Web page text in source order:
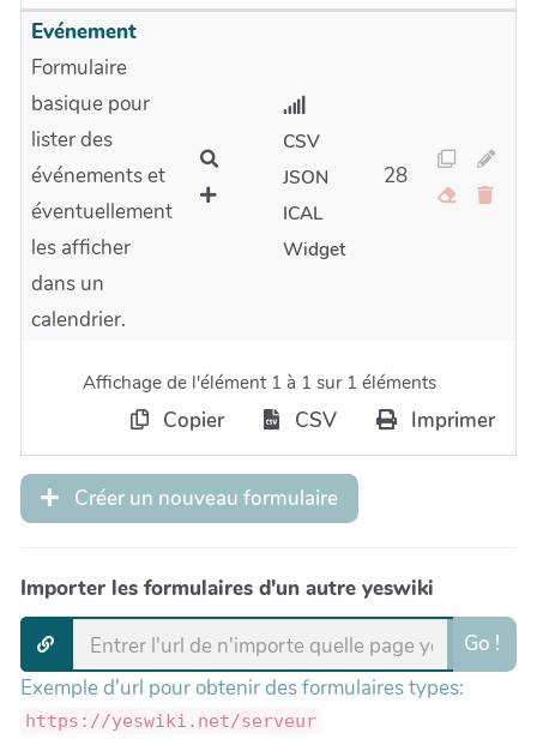
Evénement
Formulaire
basique pour
lister des
événements et
éventuellement
les afficher
dans un
calendrier.
CSV
JSON
ICAL
Widget
28
Affichage de l'élément 1 à 1 sur 1 éléments
Copier CSV Imprimer
Créer un nouveau formulaire
Importer les formulaires d'un autre yeswiki
Go !
Exemple d'url pour obtenir des formulaires types:
https://yeswiki.net/serveur